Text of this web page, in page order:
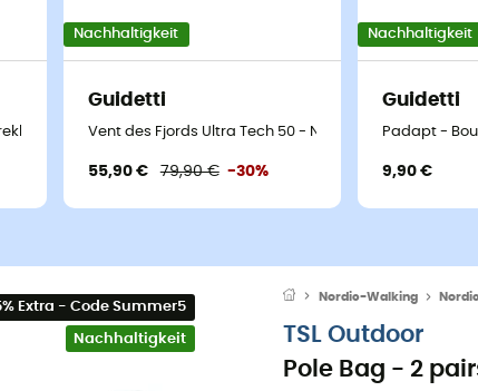
Nachhaltigkeit
Guidetti
Vent des Fjords Ultra Tech 50 - Nordic-Walking-Stöcke
55,90 € 79,90 € -30%
Nachhaltigkeit
Guidetti
Padapt -
9,90 €
Extra - Code Summer5
Nachhaltigkeit
Nordic-Walking
TSL Outdoor
Pole Bag - 2